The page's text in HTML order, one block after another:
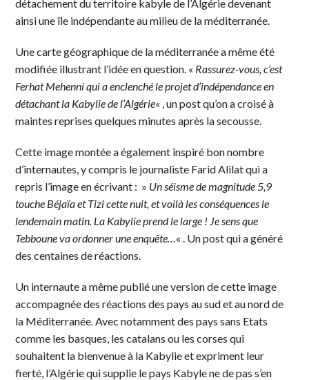
détachement du territoire kabyle de l’Algérie devenant
ainsi une île indépendante au milieu de la méditerranée.
Une carte géographique de la méditerranée a même été
modifiée illustrant l’idée en question. « Rassurez-vous, c’est
Ferhat Mehenni qui a enclenché le projet d’indépendance en
détachant la Kabylie de l’Algérie« , un post qu’on a croisé à
maintes reprises quelques minutes après la secousse.
Cette image montée a également inspiré bon nombre
d’internautes, y compris le journaliste Farid Alilat qui a
repris l’image en écrivant : » Un séisme de magnitude 5,9
touche Béjaïa et Tizi cette nuit, et voilà les conséquences le
lendemain matin. La Kabylie prend le large ! Je sens que
Tebboune va ordonner une enquête…« . Un post qui a généré
des centaines de réactions.
Un internaute a même publié une version de cette image
accompagnée des réactions des pays au sud et au nord de
la Méditerranée. Avec notamment des pays sans Etats
comme les basques, les catalans ou les corses qui
souhaitent la bienvenue à la Kabylie et expriment leur
fierté, l’Algérie qui supplie le pays Kabyle ne de pas s’en